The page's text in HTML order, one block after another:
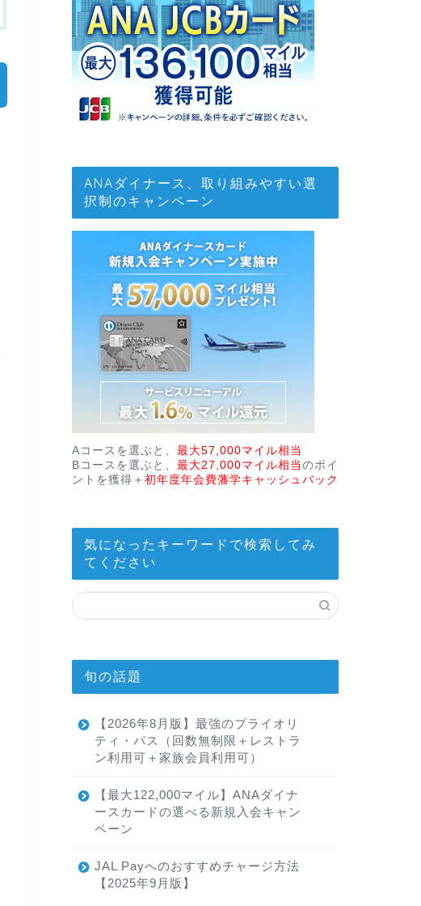
ANAダイナース、取り組みやすい選
択制のキャンペーン
Aコースを選ぶと、 最大57,000マイル相当
Bコースを選ぶと、 最大27,000マイル相当 のポイ
ントを獲得＋ 初年度年会費藩学キャッシュバック
気になったキーワードで検索してみ
てください
旬の話題
【2026年8月版】最強のプライオリ
ティ・パス（回数無制限＋レストラ
ン利用可＋家族会員利用可）
【最大122,000マイル】ANAダイナ
ースカードの選べる新規入会キャン
ペーン
JAL Payへのおすすめチャージ方法
【2025年9月版】